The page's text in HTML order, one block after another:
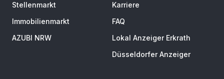
Stellenmarkt
Immobilienmarkt
AZUBI NRW
Karriere
FAQ
Lokal Anzeiger Erkrath
Düsseldorfer Anzeiger